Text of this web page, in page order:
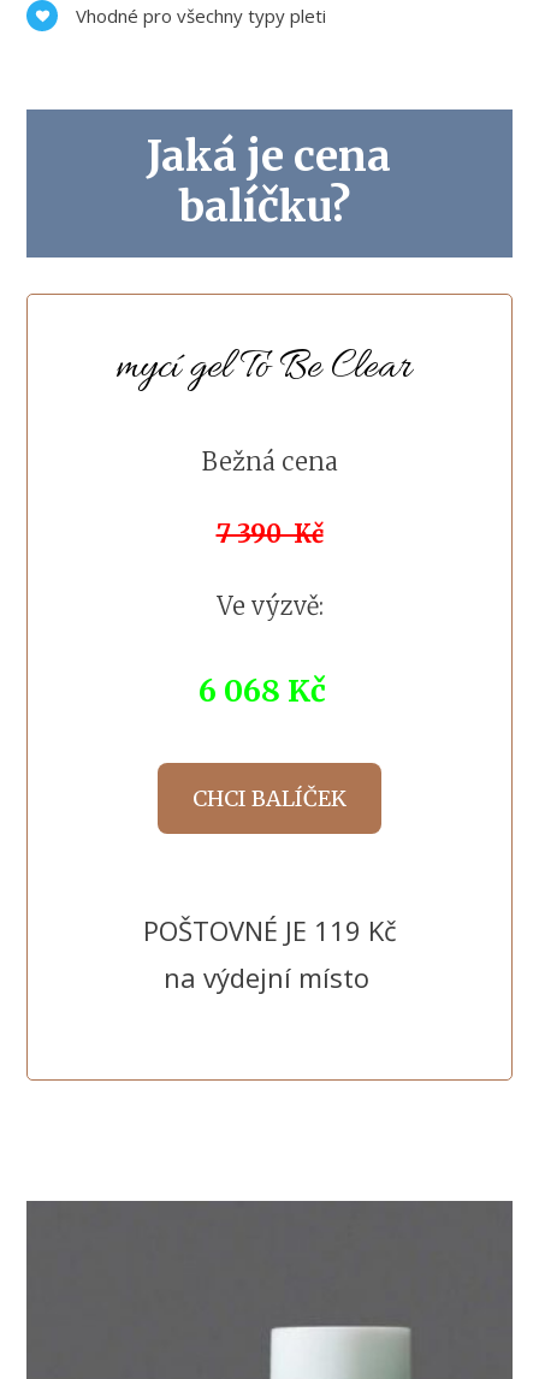
Vhodné pro všechny typy pleti
Jaká je cena
balíčku?
mycí gel To Be Clear
Bežná cena
7 390 Kč
Ve výzvě:
6 068 Kč
CHCI BALÍČEK
POŠTOVNÉ JE 119 Kč
na výdejní místo